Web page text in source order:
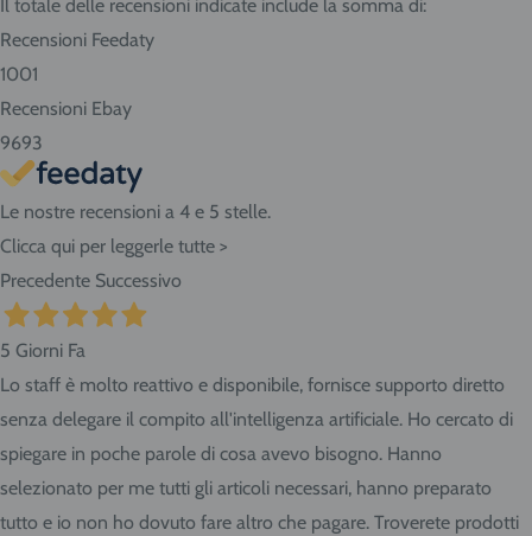
presso il negozio! Seleziona "Ritiro" al momento del
checkout dell'ordine e vieni in Via Giovanni da Udine, 40 -
San Giorgio di Nogaro (UD) 33058.
Il totale delle recensioni indicate include la somma di:
Recensioni Feedaty
1001
Recensioni Ebay
9693
Le nostre recensioni a 4 e 5 stelle.
Clicca qui per leggerle tutte >
Precedente Successivo
5 Giorni Fa
Lo staff è molto reattivo e disponibile, fornisce supporto diretto
senza delegare il compito all'intelligenza artificiale. Ho cercato di
spiegare in poche parole di cosa avevo bisogno. Hanno
selezionato per me tutti gli articoli necessari, hanno preparato
tutto e io non ho dovuto fare altro che pagare. Troverete prodotti